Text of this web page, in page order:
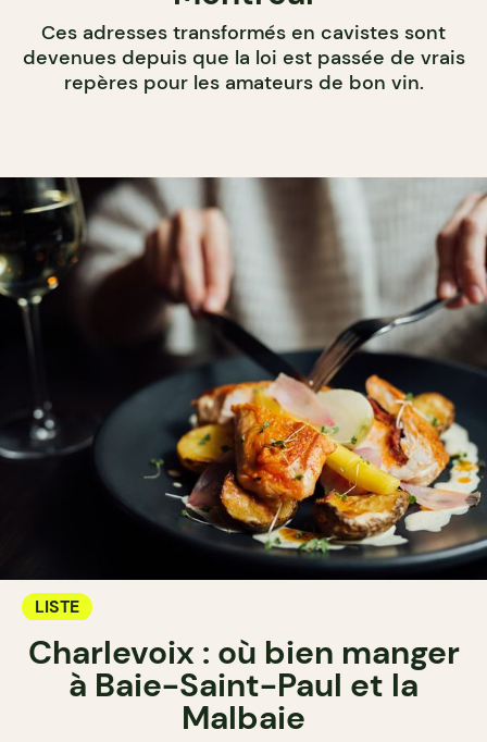
Ces adresses transformés en cavistes sont
devenues depuis que la loi est passée de vrais
repères pour les amateurs de bon vin.
LISTE
Charlevoix : où bien manger
à Baie-Saint-Paul et la
Malbaie